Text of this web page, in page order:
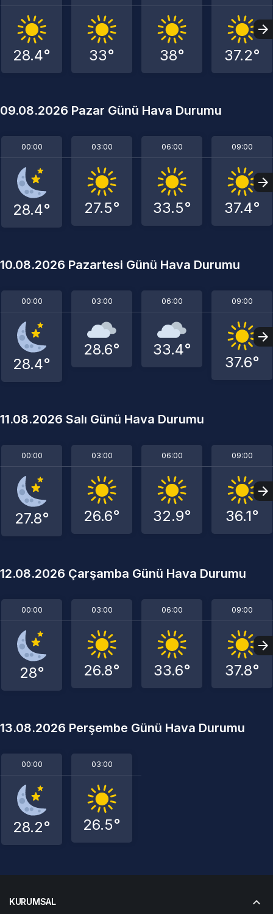
28.4° 33° 38° 37.2°
09.08.2026 Pazar Günü Hava Durumu
00:00
28.4°
03:00
27.5°
06:00
33.5°
09:00
37.4°
10.08.2026 Pazartesi Günü Hava Durumu
00:00
28.4°
03:00
28.6°
06:00
33.4°
09:00
37.6°
11.08.2026 Salı Günü Hava Durumu
00:00
27.8°
03:00
26.6°
06:00
32.9°
09:00
36.1°
12.08.2026 Çarşamba Günü Hava Durumu
00:00
28°
03:00
26.8°
06:00
33.6°
09:00
37.8°
13.08.2026 Perşembe Günü Hava Durumu
00:00
28.2°
03:00
26.5°
KURUMSAL